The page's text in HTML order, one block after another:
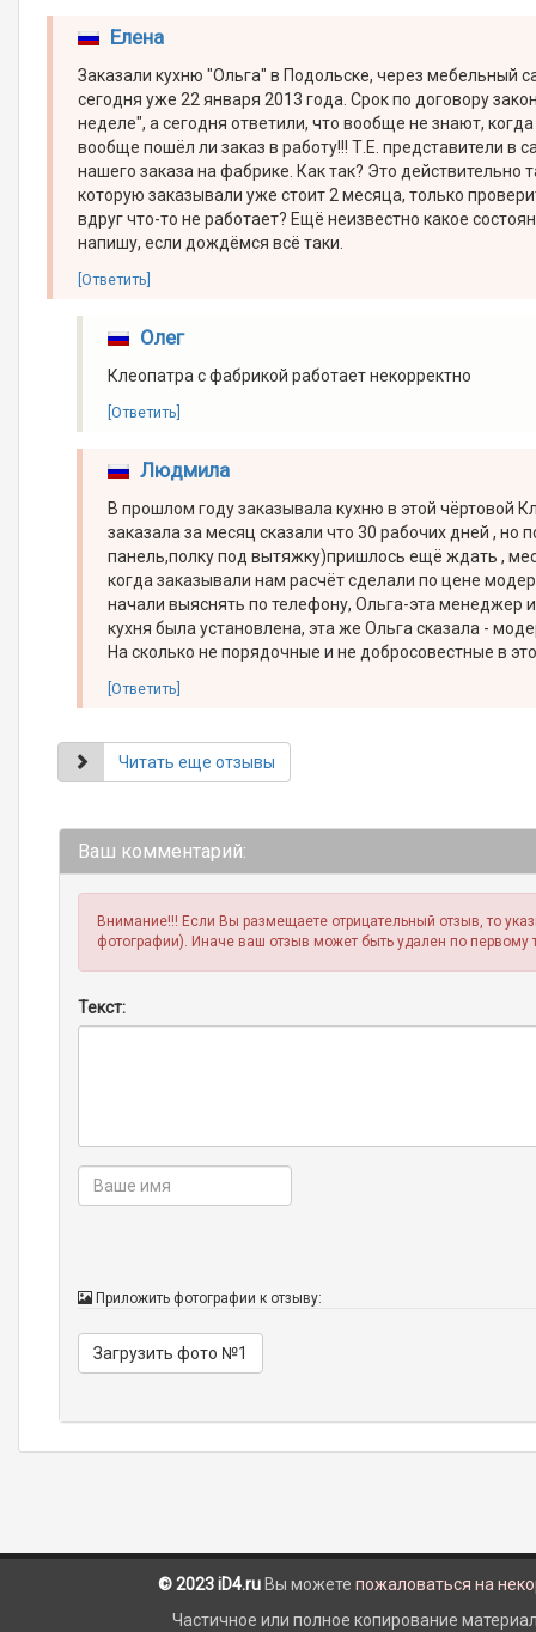
Елена
Заказали кухню "Ольга" в Подольске, через мебельный
сегодня уже 22 января 2013 года. Срок по договору
неделе", а сегодня ответили, что вообще не знают,
вообще пошёл ли заказ в работу!!! Т.Е. представители в
нашего заказа на фабрике. Как так? Это
которую заказывали уже стоит 2 месяца, только
вдруг что-то не работает? Ещё неизвестно какое
напишу, если дождёмся всё таки.
[Ответить]
Олег
Клеопатра с фабрикой работает некорректно
[Ответить]
Людмила
В прошлом году заказывала кухню в этой чёртовой
заказала за месяц сказали что 30 рабочих дней , но
панель,полку под вытяжку)пришлось ещё ждать ,
когда заказывали нам расчёт сделали по цене
начали выяснять по телефону, Ольга-эта менеджер
кухня была установлена, эта же Ольга сказала -
На сколько не порядочные и не добросовестные в
[Ответить]
Читать еще отзывы
Ваш комментарий:
Внимание!!! Если Вы размещаете отрицательный отзыв, то
фотографии). Иначе ваш отзыв может быть удален по первому
Текст:
Приложить фотографии к отзыву:
Загрузить фото №1
© 2023 iD4.ru Вы можете пожаловаться на
Частичное или полное копирование